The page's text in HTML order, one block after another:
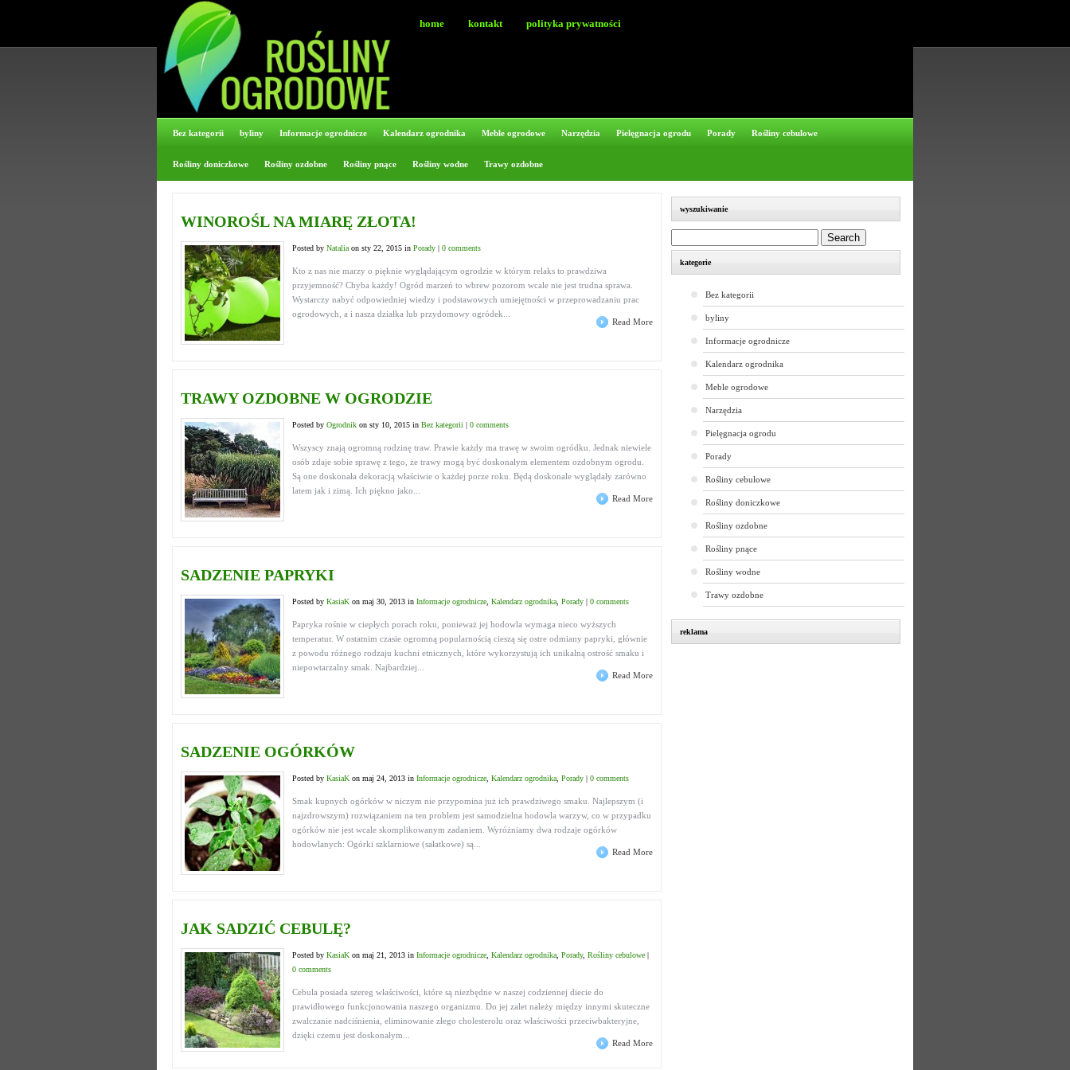
home kontakt polityka prywatności
Bez kategorii byliny Informacje ogrodnicze Kalendarz ogrodnika Meble ogrodowe Narzędzia Pielęgnacja ogrodu Porady Rośliny cebulowe
Rośliny doniczkowe Rośliny ozdobne Rośliny pnące Rośliny wodne Trawy ozdobne
WINOROŚL NA MIARĘ ZŁOTA!
Posted by Natalia on sty 22, 2015 in Porady | 0 comments
Kto z nas nie marzy o pięknie wyglądającym ogrodzie w którym relaks to prawdziwa
przyjemność? Chyba każdy! Ogród marzeń to wbrew pozorom wcale nie jest trudna sprawa.
Wystarczy nabyć odpowiedniej wiedzy i podstawowych umiejętności w przeprowadzaniu prac
ogrodowych, a i nasza działka lub przydomowy ogródek...
Read More
TRAWY OZDOBNE W OGRODZIE
Posted by Ogrodnik on sty 10, 2015 in Bez kategorii | 0 comments
Wszyscy znają ogromną rodzinę traw. Prawie każdy ma trawę w swoim ogródku. Jednak niewiele
osób zdaje sobie sprawę z tego, że trawy mogą być doskonałym elementem ozdobnym ogrodu.
Są one doskonała dekoracją właściwie o każdej porze roku. Będą doskonale wyglądały zarówno
latem jak i zimą. Ich piękno jako...
Read More
SADZENIE PAPRYKI
Posted by KasiaK on maj 30, 2013 in Informacje ogrodnicze Kalendarz ogrodnika Porady | 0 comments
Papryka rośnie w ciepłych porach roku, ponieważ jej hodowla wymaga nieco wyższych
temperatur. W ostatnim czasie ogromną popularnością cieszą się ostre odmiany papryki, głównie
z powodu różnego rodzaju kuchni etnicznych, które wykorzystują ich unikalną ostrość smaku i
niepowtarzalny smak. Najbardziej...
Read More
SADZENIE OGÓRKÓW
Posted by KasiaK on maj 24, 2013 in Informacje ogrodnicze Kalendarz ogrodnika Porady | 0 comments
Smak kupnych ogórków w niczym nie przypomina już ich prawdziwego smaku. Najlepszym (i
najzdrowszym) rozwiązaniem na ten problem jest samodzielna hodowla warzyw, co w przypadku
ogórków nie jest wcale skomplikowanym zadaniem. Wyróżniamy dwa rodzaje ogórków
hodowlanych: Ogórki szklarniowe (sałatkowe) są...
Read More
JAK SADZIĆ CEBULĘ?
Posted by KasiaK on maj 21, 2013 in Informacje ogrodnicze Kalendarz ogrodnika Porady, Rośliny cebulowe |
0 comments
Cebula posiada szereg właściwości, które są niezbędne w naszej codziennej diecie do
prawidłowego funkcjonowania naszego organizmu. Do jej zalet należy między innymi skuteczne
zwalczanie nadciśnienia, eliminowanie złego cholesterolu oraz właściwości przeciwbakteryjne,
dzięki czemu jest doskonałym...
Read More
wyszukiwanie
kategorie
Bez kategorii
byliny
Informacje ogrodnicze
Kalendarz ogrodnika
Meble ogrodowe
Narzędzia
Pielęgnacja ogrodu
Porady
Rośliny cebulowe
Rośliny doniczkowe
Rośliny ozdobne
Rośliny pnące
Rośliny wodne
Trawy ozdobne
reklama